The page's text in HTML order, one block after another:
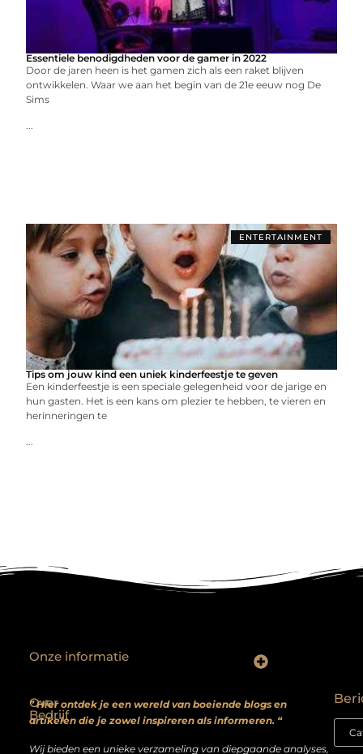
Essentiele benodigdheden voor de gamer in 2022
Door de jaren heen is het gamen zich als een raket blijven
ontwikkelen. Waar we aan het begin van de 21e eeuw nog De
Sims
...
ENTERTAINMENT
Tips om jouw kind een uniek kinderfeestje te geven
Een kinderfeestje is een speciale gelegenheid voor de jarige en
hun gasten. Het is een kans om plezier te hebben, te vieren en
herinneringen te
...
Over
Bedrijf
” Hier ontdek je een wereld van boeiende blogs en
artikelen die je zowel inspireren als informeren. “
Wij bieden een unieke verzameling van diepgaande analyses,
Onze informatie